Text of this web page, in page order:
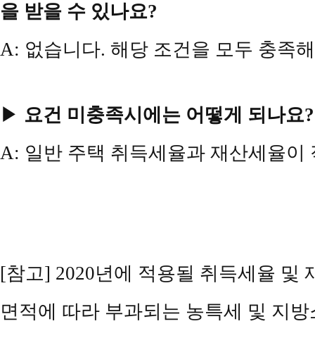
을 받을 수 있나요?
A: 없습니다. 해당 조건을 모두 충족
▶ 요건 미충족시에는 어떻게 되나요?
A: 일반 주택 취득세율과 재산세율이
[참고] 2020년에 적용될 취득세율 및
면적에 따라 부과되는 농특세 및 지